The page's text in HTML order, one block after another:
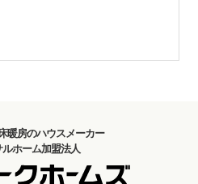
暖房のハウスメーカー
ホーム加盟法人